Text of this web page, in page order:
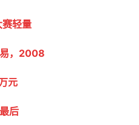
轻量
，2008
元
后